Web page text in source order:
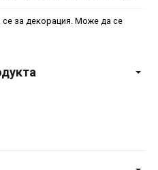
за декорация. Може да се